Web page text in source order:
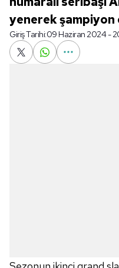
yenerek şampiyon
Giriş Tarihi:09 Haziran 2024 -